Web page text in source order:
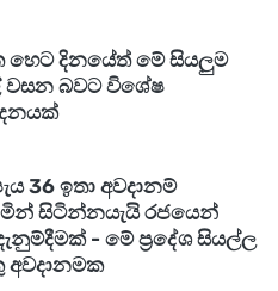
හෙට දිනයේත් මේ සියලුම
වසන බවට විශේෂ
36 ඉතා අවදානම්
සිටින්නයැයි රජයෙන්
- මේ ප්‍රදේශ සියල්ල